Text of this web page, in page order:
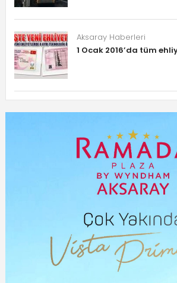
Aksaray Haberleri
1 Ocak 2016’da tüm